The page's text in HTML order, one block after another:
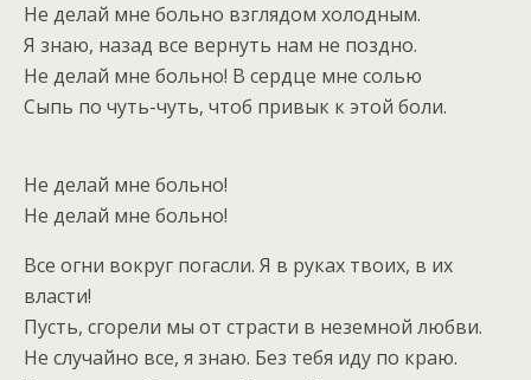
Не делай мне больно взглядом холодным.
Я знаю, назад все вернуть нам не поздно.
Не делай мне больно! В сердце мне солью
Сыпь по чуть-чуть, чтоб привык к этой боли.
Не делай мне больно!
Не делай мне больно!
Все огни вокруг погасли. Я в руках твоих, в их
власти!
Пусть, сгорели мы от страсти в неземной любви.
Не случайно все, я знаю. Без тебя иду по краю.